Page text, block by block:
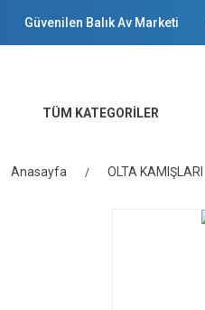
Güvenilen Balık Av Marketi
TÜM KATEGORİLER
Anasayfa OLTA KAMIŞLARI